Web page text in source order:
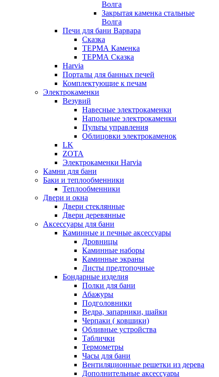
Волга
Закрытая каменка стальные
Волга
Печи для бани Варвара
Сказка
ТЕРМА Каменка
ТЕРМА Сказка
Harvia
Порталы для банных печей
Комплектующие к печам
Электрокаменки
Везувий
Навесные электрокаменки
Напольные электрокаменки
Пульты управления
Облицовки электрокаменок
LK
ZOTA
Электрокаменки Harvia
Камни для бани
Баки и теплообменники
Теплообменники
Двери и окна
Двери стеклянные
Двери деревянные
Аксессуары для бани
Каминные и печные аксессуары
Дровницы
Каминные наборы
Каминные экраны
Листы предтопочные
Бондарные изделия
Полки для бани
Абажуры
Подголовники
Ведра, запарники, шайки
Черпаки ( ковшики)
Обливные устройства
Таблички
Термометры
Часы для бани
Вентиляционные решетки из дерева
Дополнительные аксессуары